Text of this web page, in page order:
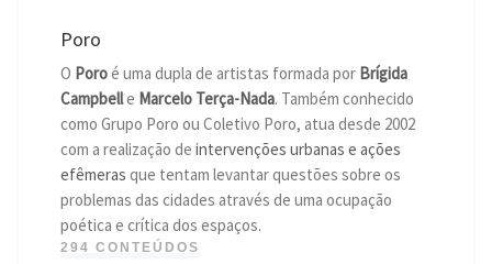
Poro
O Poroé uma dupla de artistas formada por Brígida
Campbelle Marcelo Terça-Nada. Também conhecido
como Grupo Poro ou Coletivo Poro, atua desde 2002
com a realização de intervenções urbanas e ações
efêmeras que tentam levantar questões sobre os
problemas das cidades através de uma ocupação
poética e crítica dos espaços.
294 CONTEÚDOS